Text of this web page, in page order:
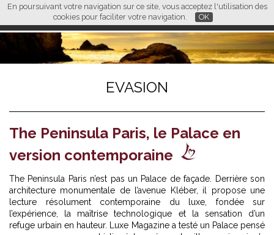
En poursuivant votre navigation sur ce site, vous acceptez l'utilisation des
cookies pour faciliter votre navigation.
OK
FR EN CN
L M
EVASION
The Peninsula Paris, le Palace en
version contemporaine
The Peninsula Paris n’est pas un Palace de façade. Derrière son
architecture monumentale de l’avenue Kléber, il propose une
lecture résolument contemporaine du luxe, fondée sur
l’expérience, la maîtrise technologique et la sensation d’un
refuge urbain en hauteur. Luxe Magazine a testé un Palace pensé